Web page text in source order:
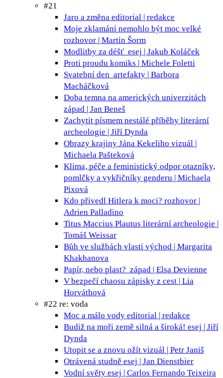
#21
Jaro a změna editorial | redakce
Moje zklamání nemohlo být moc velké
rozhovor | Martin Šorm
Modlitby za déšť esej | Jakub Koláček
Proti proudu komiks | Michele Foletti
Svatební den artefakty | Barbora
Macháčková
Doba temna na amerických univerzitách
západ | Jan Beneš
Zachytit písmem nestálé příběhy literární
archeologie | Jiří Dynda
Obrazy krajiny Jána Kekeliho vizuál |
Michaela Pašteková
Klima, péče a feministický odpor otazníky,
pomlčky a vykřičníky genderu | Michaela
Pixová
Kdo přivedl Hitlera k moci? rozhovor |
Adrien Palladino
Titus Maccius Plautus literární archeologie |
Tomáš Weissar
Bůh ve službách vlasti východ | Margarita
Khakhanova
Papír, nebo plast? západ | Elsa Devienne
V bezpečí chaosu zápisky z cest | Lia
Horváthová
#22 re: voda
Moc a málo vody editorial | redakce
Budiž na moři země silná a široká! esej | Jiří
Dynda
Utopit se a znovu ožít vizuál | Petr Janiš
Otrávená studně esej | Jan Dienstbier
Vodní světy esej | Carlos Fernando Teixeira